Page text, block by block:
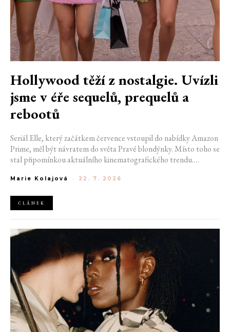
Hollywood těží z nostalgie. Uvízli
jsme v éře sequelů, prequelů a
rebootů
Seriál Elle, který začátkem července vstoupil do nabídky Amazon
Prime, měl být návratem do světa Pravé blondýnky. Místo toho se
stal připomínkou aktuálního kinematografického trendu.
Prequely, sequely, spin-offy i rebooty zaplnily kina i streamovací
vzácností. Proč se filmový průmysl tak moc bojí nových nápadů?
A můžeme si za to sami?
Marie Kolajová - 22. 7. 2026
ČLÁNEK